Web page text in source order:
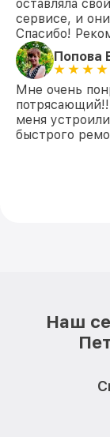
оставляла
сервисе, и
Спасибо!
Попова
Мне очень
меня
быстрого
Наш